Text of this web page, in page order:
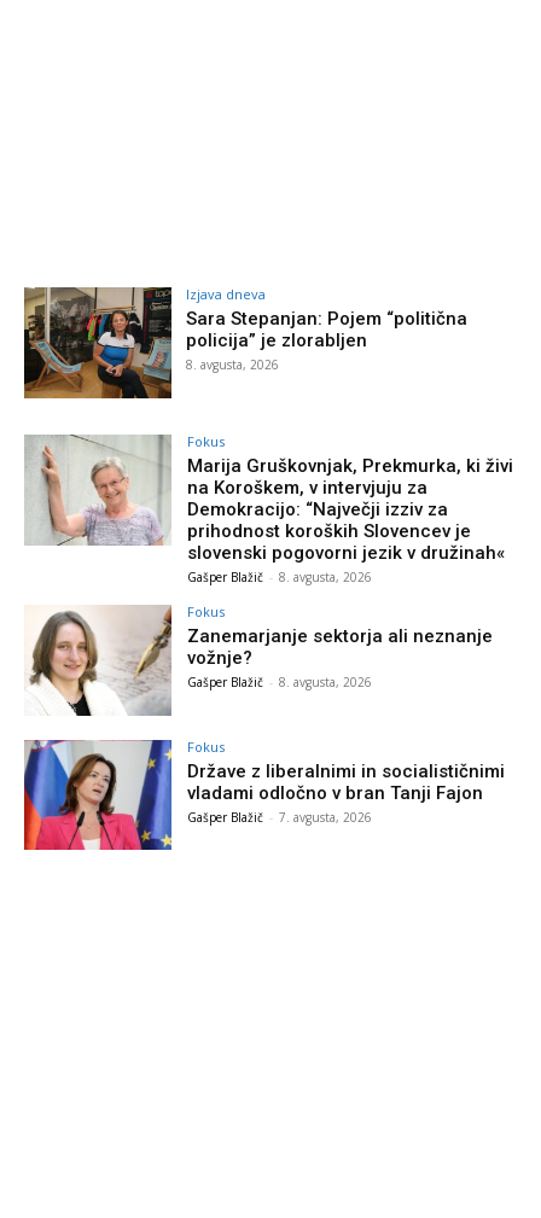
Izjava dneva
Sara Stepanjan: Pojem “politična
policija” je zlorabljen
8. avgusta, 2026
Fokus
Marija Gruškovnjak, Prekmurka, ki živi
na Koroškem, v intervjuju za
Demokracijo: “Največji izziv za
prihodnost koroških Slovencev je
slovenski pogovorni jezik v družinah«
Gašper Blažič - 8. avgusta, 2026
Fokus
Zanemarjanje sektorja ali neznanje
vožnje?
Gašper Blažič - 8. avgusta, 2026
Fokus
Države z liberalnimi in socialističnimi
vladami odločno v bran Tanji Fajon
Gašper Blažič - 7. avgusta, 2026